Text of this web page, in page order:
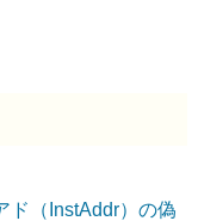
ド（InstAddr）の偽